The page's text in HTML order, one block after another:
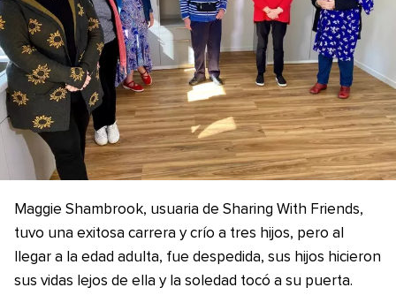
Maggie Shambrook, usuaria de Sharing With Friends,
tuvo una exitosa carrera y crío a tres hijos, pero al
llegar a la edad adulta, fue despedida, sus hijos hicieron
sus vidas lejos de ella y la soledad tocó a su puerta.